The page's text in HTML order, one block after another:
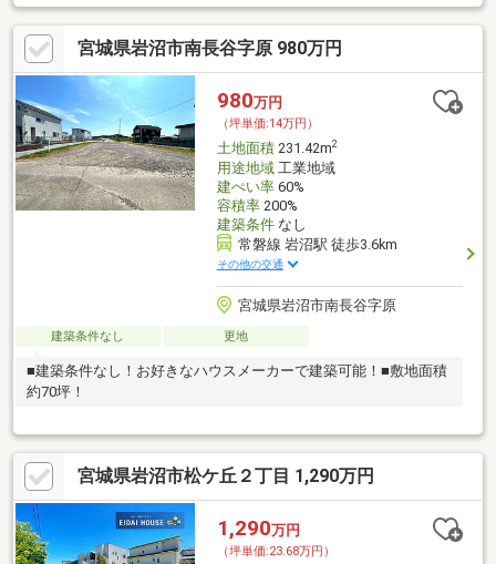
宮城県岩沼市南長谷字原 980万円
980万円
（坪単価:14万円）
土地面積231.42m2
用途地域工業地域
建ぺい率60%
容積率200%
建築条件なし
常磐線 岩沼駅 徒歩3.6km
その他の交通
宮城県岩沼市南長谷字原
建築条件なし 更地
■建築条件なし！お好きなハウスメーカーで建築可能！■敷地面積
約70坪！
宮城県岩沼市松ケ丘２丁目 1,290万円
1,290万円
（坪単価:23.68万円）